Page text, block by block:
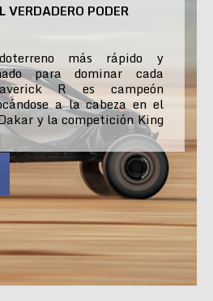
VERDADERO PODER
más rápido y
para dominar cada
R es campeón
a la cabeza en el
y la competición King